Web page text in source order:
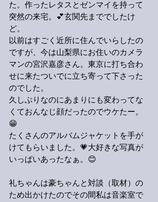
た。作ったレタスとゼンマイを持って
突然の来宅。💕玄関先まででしたけ
ど。
以前はすごく近所に住んでいらしたの
ですが、今は山梨県にお住いのカメラ
マンの宮沢嘉彦さん。東京に打ち合わ
せに来たついでに立ち寄って下さった
のでした。
久しぶりなのにあまりにも変わってな
くておんなじ顔だったのでウケたー。
😁
たくさんのアルバムジャケットを手が
けてもらいました。💗大好きな写真が
いっぱいあったなぁ。😊
礼ちゃんは豪ちゃんと対談（取材）の
ため出かけたのでその間私は音楽室で